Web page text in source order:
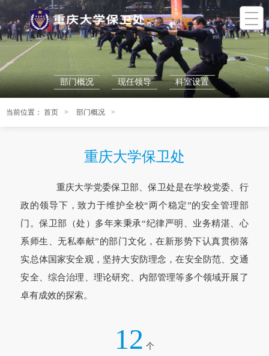
部门概况 现任领导 科室设置
当前位置： 首页 部门概况
重庆大学保卫处
重庆大学党委保卫部、保卫处是在学校党委、行
政的领导下，致力于维护全校“两个稳定”的安全管理部
门。保卫部（处）多年来秉承“纪律严明、业务精湛、心
系师生、无私奉献”的部门文化，在新形势下认真贯彻落
实总体国家安全观，坚持大安防理念，在安全防范、交通
安全、综合治理、理论研究、内部管理等多个领域开展了
卓有成效的探索。
12 个